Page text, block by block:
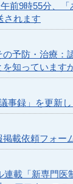
前9時55分、「
されます
予防・治療：
知っています
事録」を更新
掲載依頼フォー
連載「新専門医